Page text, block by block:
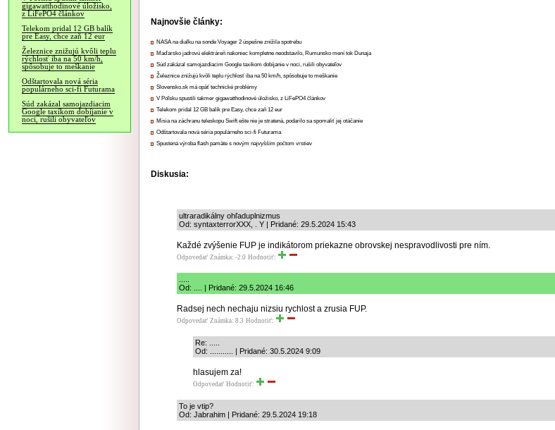
gigawatthodinové úložisko,
z LiFePO4 článkov
Telekom pridal 12 GB balík
pre Easy, chce zaň 12 eur
Železnice znižujú kvôli teplu
rýchlosť iba na 50 km/h,
spôsobuje to meškanie
Odštartovala nová séria
populárneho sci-fi Futurama
Súd zakázal samojazdiacim
Google taxíkom dobíjanie v
noci, rušili obyvateľov
Najnovšie články:
NASA na diaľku na sonde Voyager 2 úspešne znížila spotrebu
Maďarsko jadrovú elektráreň nakoniec kompletne neodstavilo, Rumunsko mení tok Dunaja
Súd zakázal samojazdiacim Google taxíkom dobíjanie v noci, rušili obyvateľov
Železnice znižujú kvôli teplu rýchlosť iba na 50 km/h, spôsobuje to meškanie
Slovensko.sk má opäť technické problémy
V Poľsku spustili takmer gigawatthodinové úložisko, z LiFePO4 článkov
Telekom pridal 12 GB balík pre Easy, chce zaň 12 eur
Misia na záchranu teleskopu Swift ešte nie je stratená, podarilo sa spomaliť jej otáčanie
Odštartovala nová séria populárneho sci-fi Futurama
Spustená výroba flash pamäte s novým najvyšším počtom vrstiev
Diskusia:
ultraradikálny ohľaduplnizmus
Od: syntaxterrorXXX, . Y | Pridané: 29.5.2024 15:43
Každé zvýšenie FUP je indikátorom priekazne obrovskej nespravodlivosti pre ním.
Odpovedať Známka: -2.0 Hodnotiť:
Od: .... | Pridané: 29.5.2024 16:46
Radsej nech nechaju nizsiu rychlost a zrusia FUP.
Odpovedať Známka: 8.3 Hodnotiť:
Re: .....
Od: ........... | Pridané: 30.5.2024 9:09
hlasujem za!
Odpovedať Hodnotiť:
To je vtip?
Od: Jabrahim | Pridané: 29.5.2024 19:18